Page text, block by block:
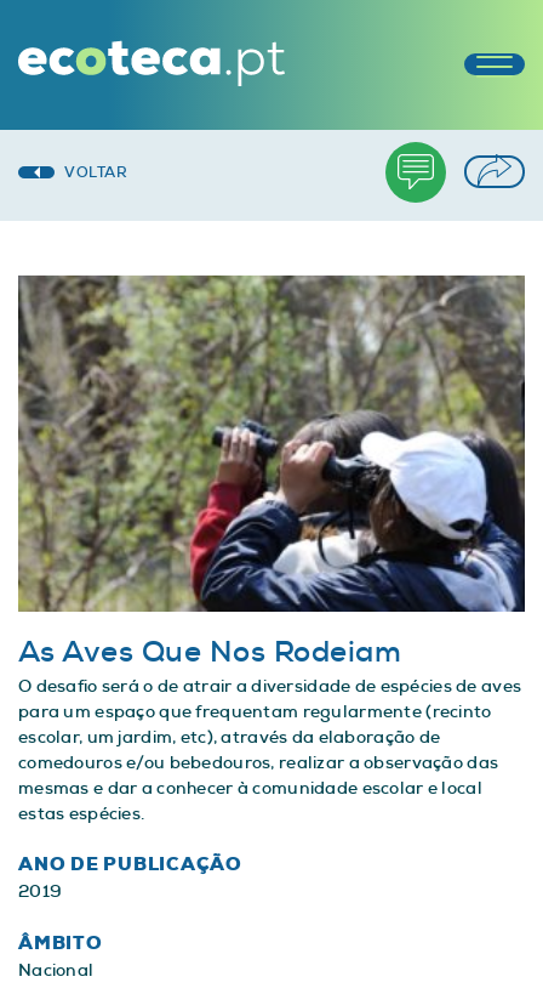
VOLTAR
As Aves Que Nos Rodeiam
O desafio será o de atrair a diversidade de espécies de aves
para um espaço que frequentam regularmente (recinto
escolar, um jardim, etc), através da elaboração de
comedouros e/ou bebedouros, realizar a observação das
mesmas e dar a conhecer à comunidade escolar e local
estas espécies.
ANO DE PUBLICAÇÃO
2019
ÂMBITO
Nacional